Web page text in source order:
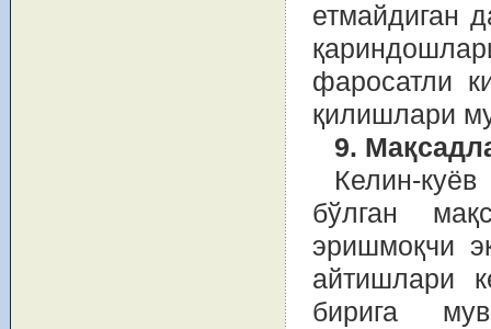
етмайдиган
фаросатли
қилишлари
9.
Келин-
бўлган
эришмоқчи
айтишлари
бирига